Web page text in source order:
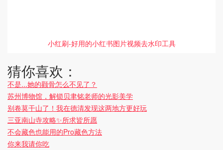
小红刷-好用的小红书图片视频去水印工具
猜你喜欢：
不是...她的颧骨怎么不见了？
苏州博物馆，解锁贝聿铭老师的光影美学
别卷莫干山了！我在德清发现这两地方更好玩
三亚南山寺攻略✨所求皆所愿
不会藏色也能用的Pro藏色方法
你来我请你吃